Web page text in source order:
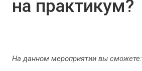
на практикум?
На данном мероприятии вы сможете: